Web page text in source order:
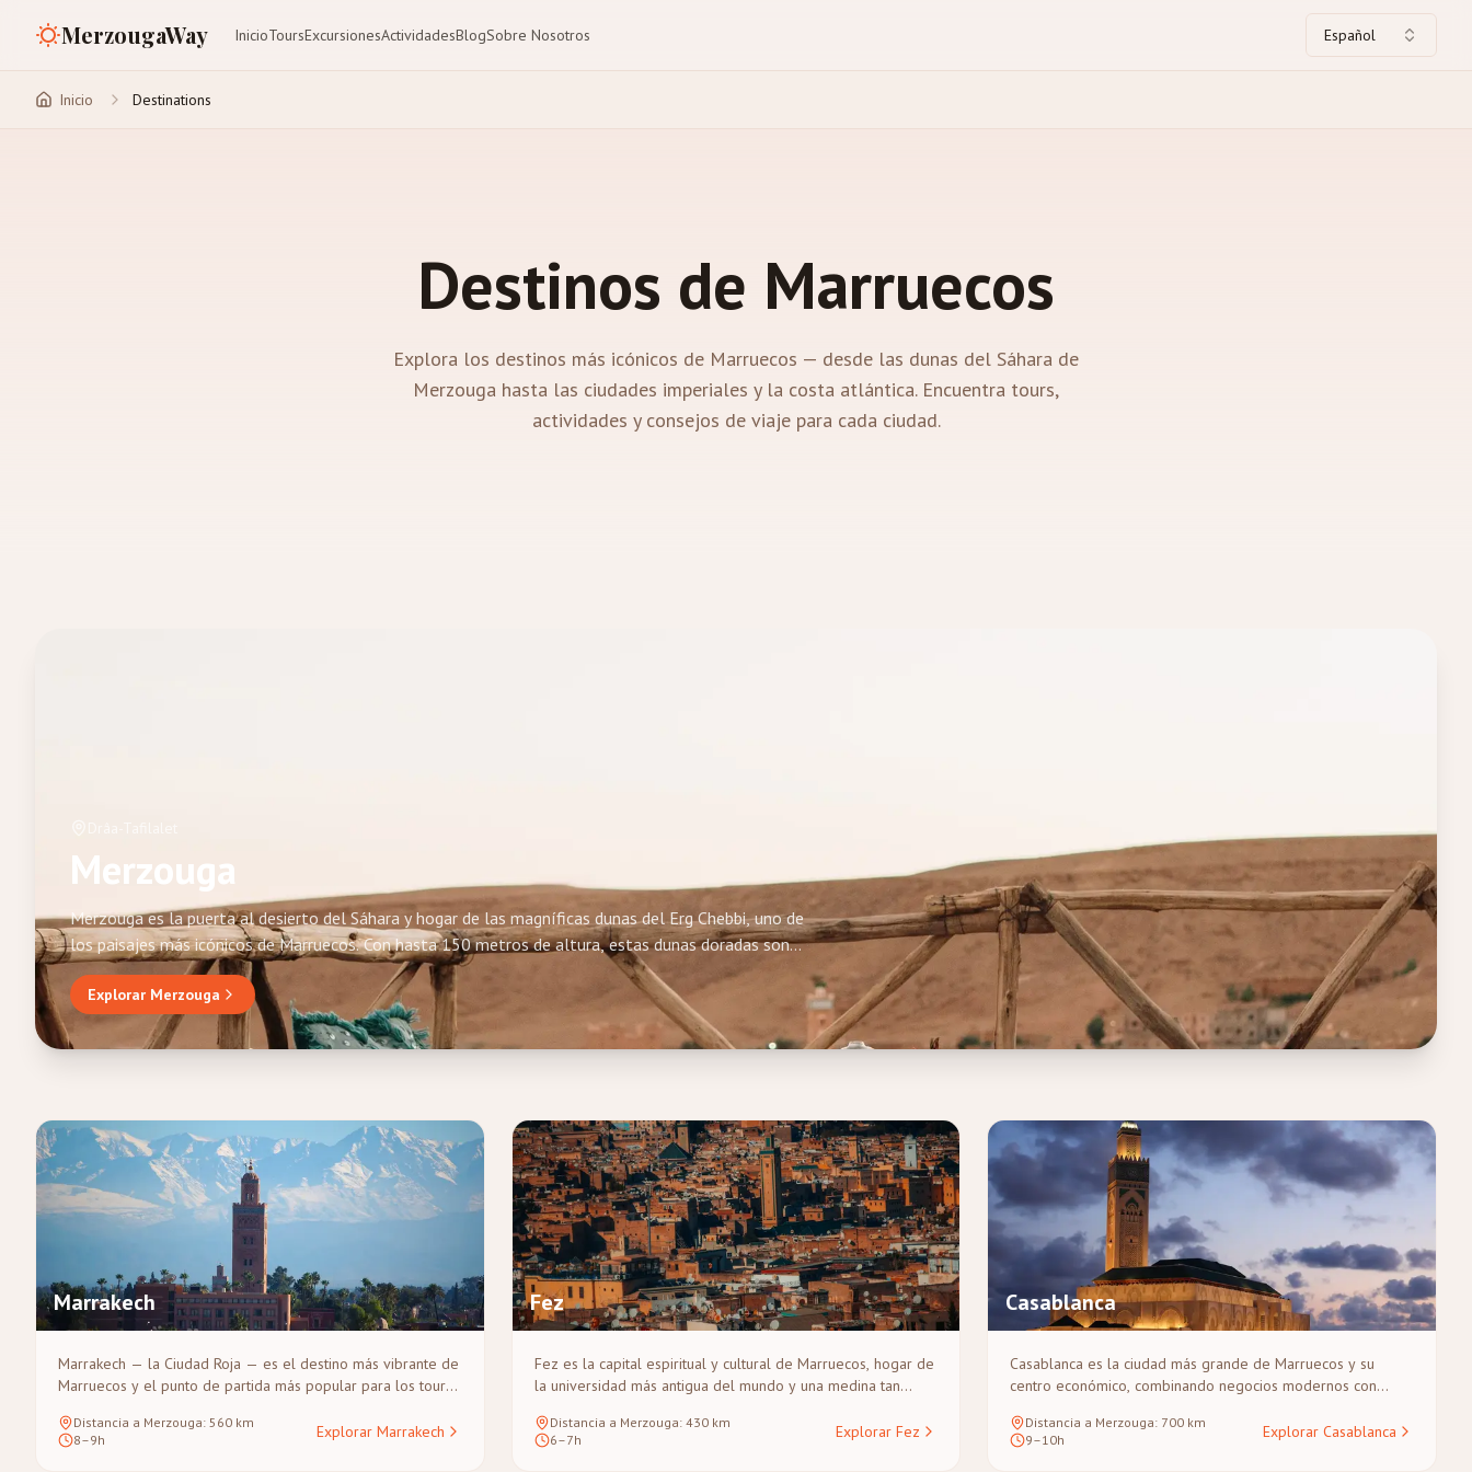
MerzougaWay InicioToursExcursionesActividadesBlogSobre Nosotros Español
Inicio Destinations
Destinos de Marruecos
Explora los destinos más icónicos de Marruecos — desde las dunas del Sáhara de
Merzouga hasta las ciudades imperiales y la costa atlántica. Encuentra tours,
actividades y consejos de viaje para cada ciudad.
Merzouga
Merzouga es la puerta al desierto del Sáhara y hogar de las magníficas dunas del Erg Chebbi, uno de
los paisajes más icónicos de Marruecos. Con hasta 150 metros de altura, estas dunas doradas son
el centro de toda aventura desértica: paseos en camello al atardecer, noches en lujosos
campamentos bereberes bajo un cielo estrellado y excursiones en 4x4 por el mar de arena.
Explorar Merzouga
Marrakech
Marrakech — la Ciudad Roja — es el destino más vibrante de
Marruecos y el punto de partida más popular para los tours
de la UNESCO, está repleta de zocos, palacios y la
legendaria plaza Djemaa el-Fna. Desde Marrakech, el viaje a
Distancia a Merzouga: 560 km
8–9h
Explorar Marrakech
Fez
Fez es la capital espiritual y cultural de Marruecos, hogar de
la universidad más antigua del mundo y una medina tan
de Fez a Merzouga cruza el Medio Atlas y el valle del Ziz,
convirtiéndolo en una de las rutas más escénicas de todo
Distancia a Merzouga: 430km
6–7h
Explorar Fez
Casablanca
Casablanca es la ciudad más grande de Marruecos y su
centro económico, combinando negocios modernos con
la majestuosa Mezquita Hassan II, una de las pocas
mezquitas activas abiertas a no musulmanes, y su llamativa
Distancia a Merzouga: 700 km
9–10h
Explorar Casablanca